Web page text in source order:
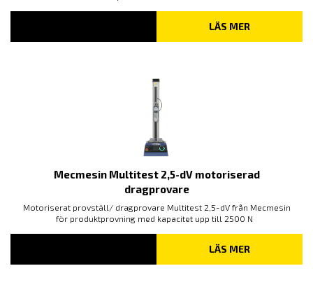
LÄS MER
Mecmesin Multitest 2,5-dV motoriserad
dragprovare
Motoriserat provställ/ dragprovare Multitest 2,5-dV från Mecmesin
för produktprovning med kapacitet upp till 2500 N
LÄS MER